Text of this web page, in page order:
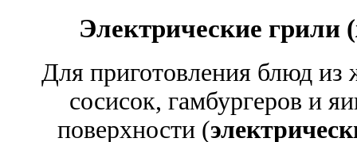
Электрические грили
Для приготовления блюд
сосисок, гамбургеров и
поверхности (